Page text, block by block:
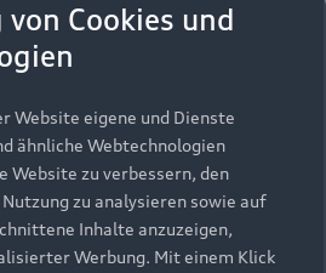
Cookies und
Website eigene und Dienste
ähnliche Webtechnologien
Website zu verbessern, den
zu analysieren sowie auf
Inhalte anzuzeigen,
Werbung. Mit einem Klick